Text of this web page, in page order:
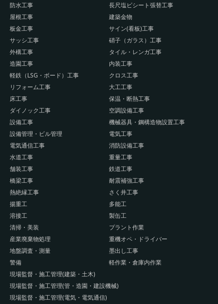
防水工事
長尺塩ビシート張替工事
屋根工事
建築金物
板金工事
サイン(看板)工事
サッシ工事
硝子（ガラス）工事
外構工事
タイル・レンガ工事
造園工事
内装工事
軽鉄（LSG・ボード）工事
クロス工事
リフォーム工事
大工工事
床工事
保温・断熱工事
ダイノック工事
空調設備工事
設備工事
機械器具・鋼構造物設置工事
設備管理・ビル管理
電気工事
電気通信工事
消防設備工事
水道工事
重量工事
舗装工事
鉄道工事
橋梁工事
耐震補強工事
熱絶縁工事
さく井工事
揚重工
多能工
溶接工
製缶工
清掃・美装
プラント作業
産業廃棄物処理
重機オペ・ドライバー
地盤調査・測量
墨出し工事
警備
軽作業・倉庫内作業
現場監督・施工管理(建築・土木)
現場監督・施工管理(管・造園・建設機械)
現場監督・施工管理(電気・電気通信)